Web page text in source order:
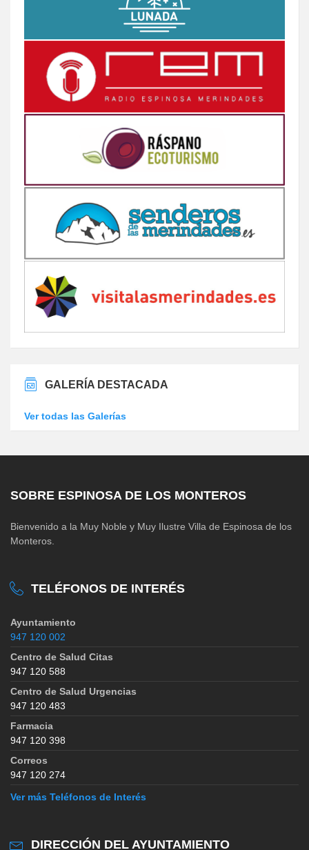
GALERÍA DESTACADA
Ver todas las Galerías
SOBRE ESPINOSA DE LOS MONTEROS
Bienvenido a la Muy Noble y Muy Ilustre Villa de Espinosa de los
Monteros.
TELÉFONOS DE INTERÉS
Ayuntamiento
947 120 002
Centro de Salud Citas
947 120 588
Centro de Salud Urgencias
947 120 483
Farmacia
947 120 398
Correos
947 120 274
Ver más Teléfonos de Interés
DIRECCIÓN DEL AYUNTAMIENTO